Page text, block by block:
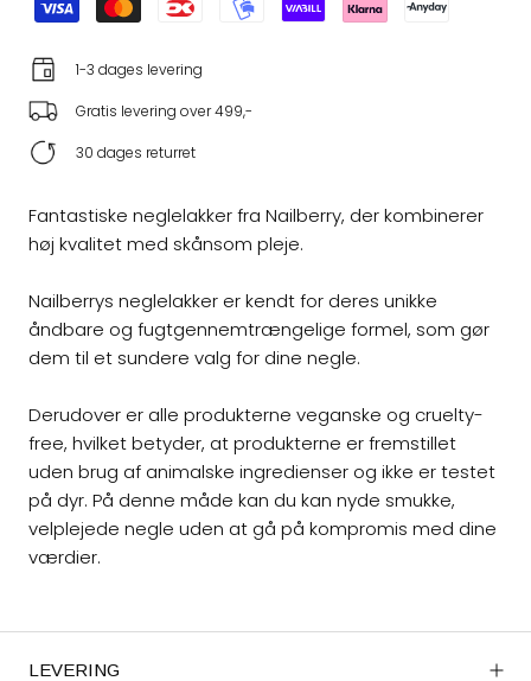
1-3 dages levering
Gratis levering over 499,-
30 dages returret
Fantastiske neglelakker fra Nailberry, der kombinerer
høj kvalitet med skånsom pleje.
Nailberrys neglelakker er kendt for deres unikke
åndbare og fugtgennemtrængelige formel, som gør
dem til et sundere valg for dine negle.
Derudover er alle produkterne veganske og cruelty-
free, hvilket betyder, at produkterne er fremstillet
uden brug af animalske ingredienser og ikke er testet
på dyr. På denne måde kan du kan nyde smukke,
velplejede negle uden at gå på kompromis med dine
værdier.
LEVERING